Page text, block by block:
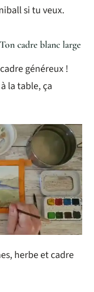
si tu veux.
cadre blanc large
généreux !
la table, ça
herbe et cadre